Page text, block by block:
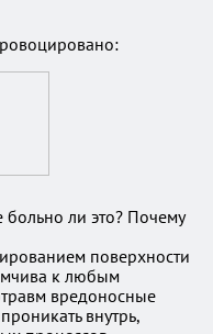
больно ли это? Почему
поверхности
к любым
вредоносные
внутрь,